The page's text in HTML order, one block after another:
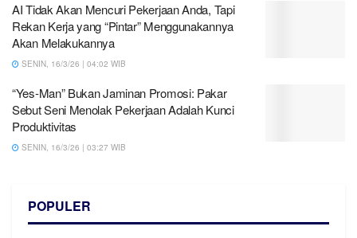
AI Tidak Akan Mencuri Pekerjaan Anda, Tapi
Rekan Kerja yang “Pintar” Menggunakannya
Akan Melakukannya
SENIN, 16/3/26 | 04:02 WIB
“Yes-Man” Bukan Jaminan Promosi: Pakar
Sebut Seni Menolak Pekerjaan Adalah Kunci
Produktivitas
SENIN, 16/3/26 | 03:27 WIB
POPULER